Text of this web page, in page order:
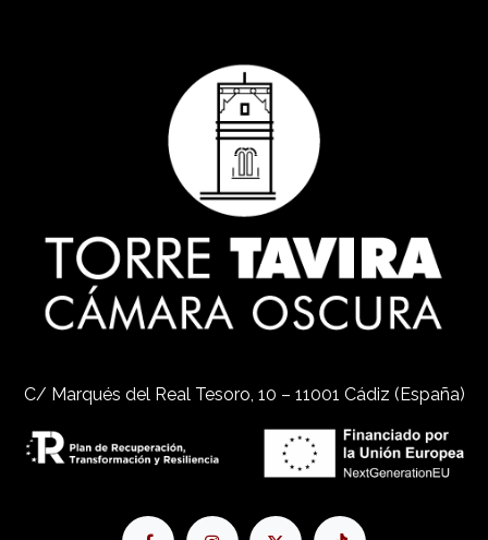
C/ Marqués del Real Tesoro, 10 – 11001 Cádiz (España)